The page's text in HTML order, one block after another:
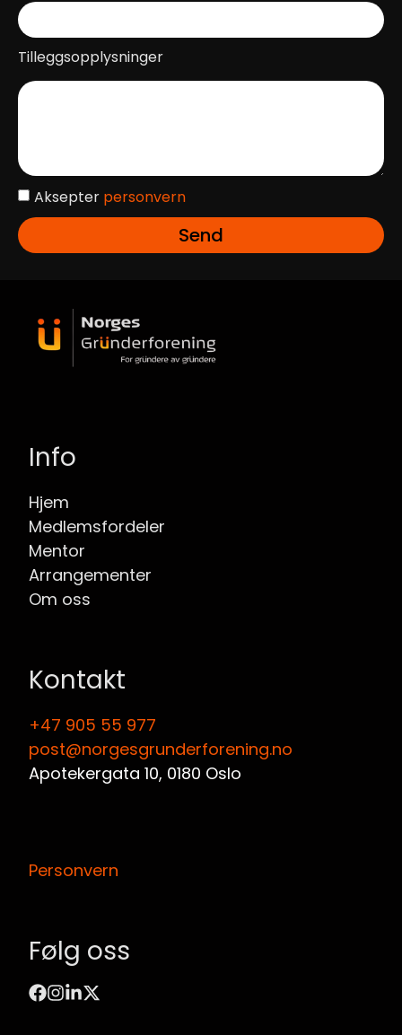
Tilleggsopplysninger
Aksepter personvern
Send
Info
Hjem
Medlemsfordeler
Mentor
Arrangementer
Om oss
Kontakt
+47 905 55 977‬
post@norgesgrunderforening.no
Personvern
Følg oss